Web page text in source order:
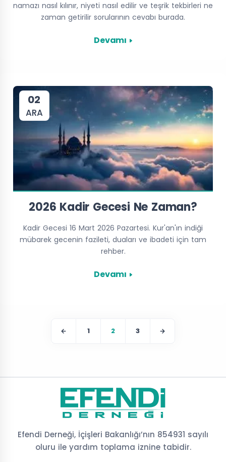
namazı nasıl kılınır, niyeti nasıl edilir ve teşrik tekbirleri ne
zaman getirilir sorularının cevabı burada.
Devamı
02
ARA
2026 Kadir Gecesi Ne Zaman?
Kadir Gecesi 16 Mart 2026 Pazartesi. Kur'an'ın indiği
mübarek gecenin fazileti, duaları ve ibadeti için tam
rehber.
Devamı
1 2 3
Efendi Derneği, İçişleri Bakanlığı’nın 854931 sayılı
oluru ile yardım toplama iznine tabidir.